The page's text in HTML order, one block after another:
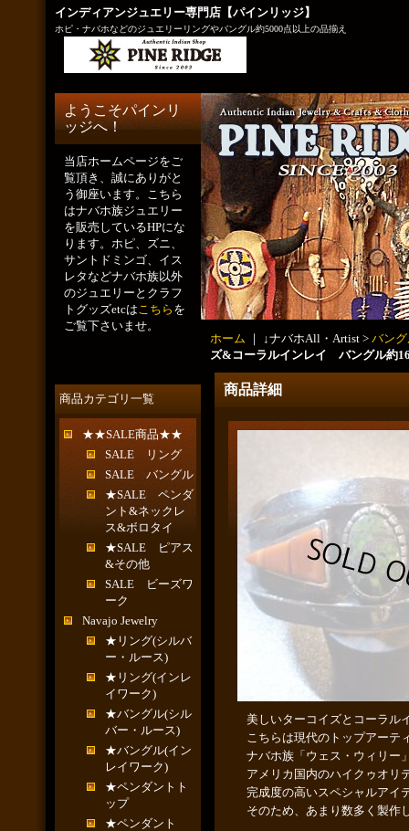
インディアンジュエリー専門店【パインリッジ】
ホピ・ナバホなどのジュエリーリングやバングル約5000点以上の品揃え
ようこそパインリ
ッジへ！
当店ホームページをご
覧頂き、誠にありがと
う御座います。こちら
はナバホ族ジュエリー
を販売しているHPにな
ります。ホピ、ズニ、
サントドミンゴ、イス
レタなどナバホ族以外
のジュエリーとクラフ
トグッズetcはこちら を
ご覧下さいませ。
商品カテゴリ一覧
★★SALE商品★★
SALE リング
SALE バングル
★SALE ペンダ
ント&ネックレ
ス&ボロタイ
★SALE ピアス
&その他
SALE ビーズワ
ーク
Navajo Jewelry
★リング(シルバ
ー・ルース)
★リング(インレ
イワーク)
★バングル(シル
バー・ルース)
★バングル(イン
レイワーク)
★ペンダントト
ップ
★ペンダント
ホーム ｜ ↓ナバホAll・Artist > バン
ズ&コーラルインレイ バングル約
商品詳細
美しいターコイズとコーラル
こちらは現代のトップアーテ
ナバホ族「ウェス・ウィリー
アメリカ国内のハイクゥオリ
完成度の高いスペシャルアイ
そのため、あまり数多く製作